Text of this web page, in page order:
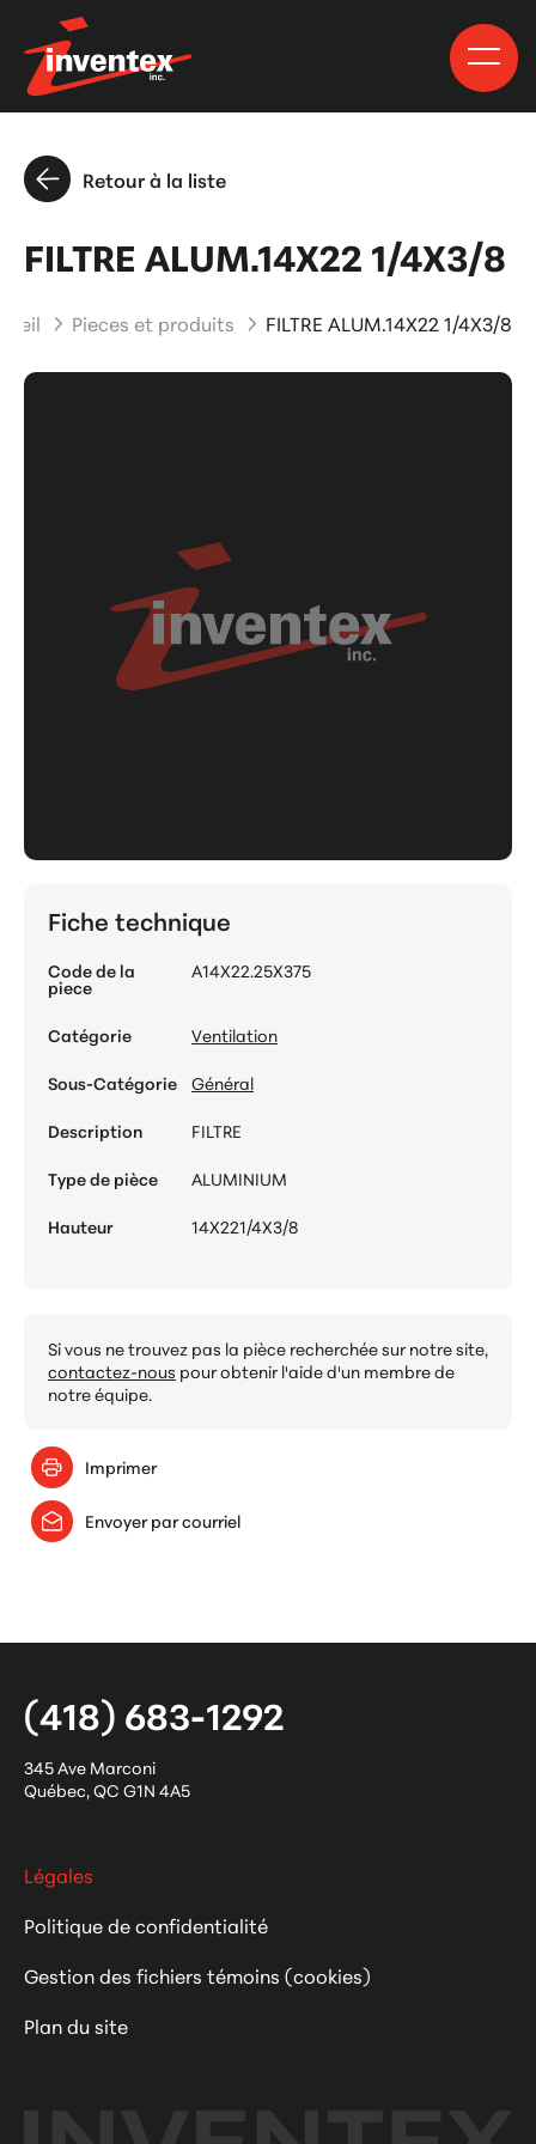
Retour à la liste
FILTRE ALUM.14X22 1/4X3/8
Pieces et produits FILTRE ALUM.14X22 1/4X3/8
Fiche technique
Code de la
piece
A14X22.25X375
Catégorie
Ventilation
Sous-Catégorie Général
Description
FILTRE
Type de pièce
ALUMINIUM
Hauteur
14X221/4X3/8
Si vous ne trouvez pas la pièce recherchée sur notre site,
contactez-nous pour obtenir l'aide d'un membre de
notre équipe.
Imprimer
Envoyer par courriel
(418) 683-1292
345 Ave Marconi
Québec,QC G1N 4A5
Légales
Politique de confidentialité
Gestion des fichiers témoins (cookies)
Plan du site